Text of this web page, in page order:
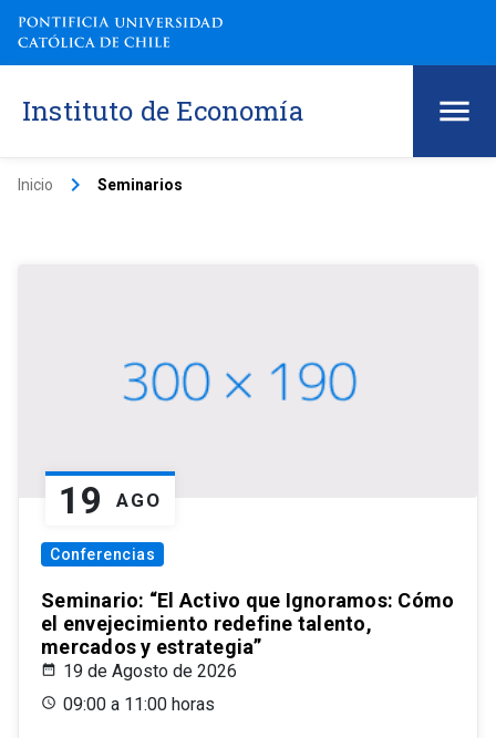
Instituto de Economía
Inicio keyboard_arrow_right Seminarios
19 AGO
Conferencias
Seminario: “El Activo que Ignoramos: Cómo
el envejecimiento redefine talento,
mercados y estrategia”
19 de Agosto de 2026
09:00 a 11:00 horas